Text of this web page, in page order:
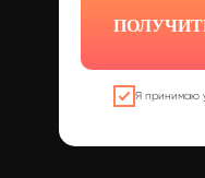
Я принимаю